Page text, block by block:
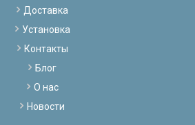
Доставка
Установка
Контакты
Блог
О нас
Новости